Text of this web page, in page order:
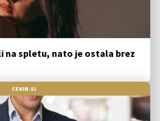
na spletu, nato je ostala brez
CEKIN.SI